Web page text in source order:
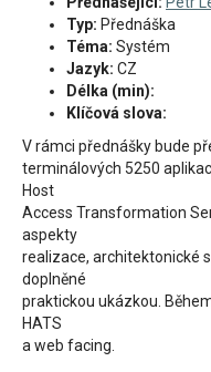
Typ: Přednáška
Téma: Systém
Jazyk: CZ
Délka (min):
Klíčová slova:
V rámci přednášky bude
terminálových 5250
Host
Access Transformation
aspekty
realizace, architektonické
doplněné
praktickou ukázkou.
HATS
a web facing.